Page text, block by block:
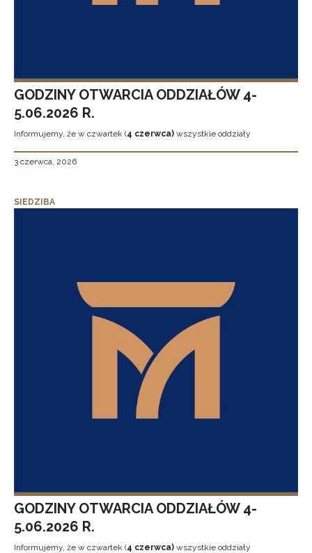
GODZINY OTWARCIA ODDZIAŁÓW 4-
5.06.2026 R.
Informujemy, że w czwartek (4 czerwca) wszystkie oddziały
3 czerwca, 2026
SIEDZIBA
GODZINY OTWARCIA ODDZIAŁÓW 4-
5.06.2026 R.
Informujemy, że w czwartek (4 czerwca) wszystkie oddziały